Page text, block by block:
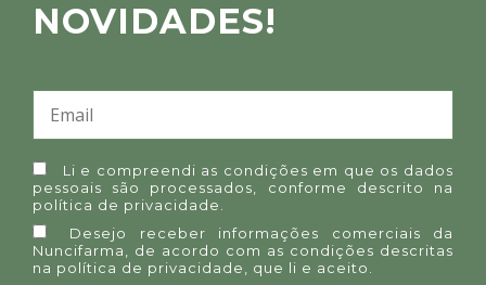
NOVIDADES!
Li e compreendi as condições em que os dados
pessoais são processados, conforme descrito na
política de privacidade
Desejo receber informações comerciais da
Nuncifarma, de acordo com as condições descritas
na política de privacidade
, que li e aceito.